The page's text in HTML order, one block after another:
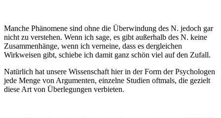
Manche Phänomene sind ohne die Überwindung des N. jedoch gar
nicht zu verstehen. Wenn ich sage, es gibt außerhalb des N. keine
Zusammenhänge, wenn ich verneine, dass es dergleichen
Wirkweisen gibt, schiebe ich damit ganz schön viel auf den Zufall.
Natürlich hat unsere Wissenschaft hier in der Form der Psychologen
jede Menge von Argumenten, einzelne Studien oftmals, die gezielt
diese Art von Überlegungen verbieten.